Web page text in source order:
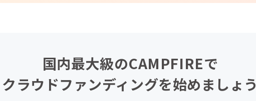
国内最大級のCAMPFIREで
クラウドファンディングを始めましょう